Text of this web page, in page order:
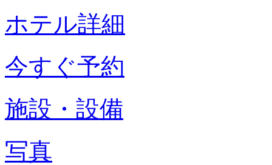
ホテル詳細
今すぐ予約
施設・設備
写真